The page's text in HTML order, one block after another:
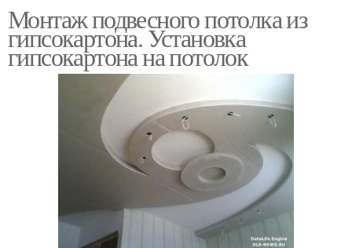
Монтаж подвесного потолка из
гипсокартона. Установка
гипсокартона на потолок